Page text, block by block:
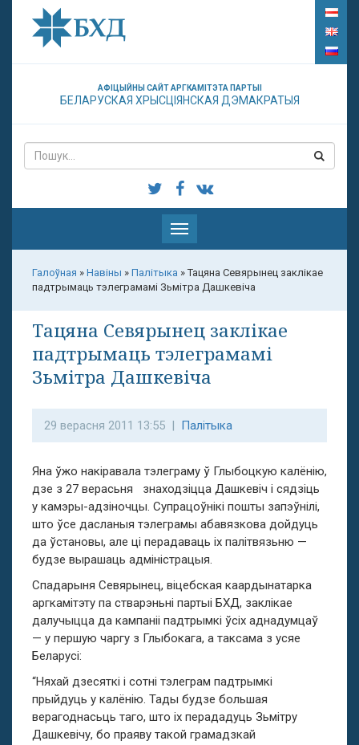
АФІЦЫЙНЫ САЙТ АРГКАМІТЭТА ПАРТЫІ
БЕЛАРУСКАЯ ХРЫСЦІЯНСКАЯ ДЭМАКРАТЫЯ
Паказаць
меню
Галоўная » Навіны » Палітыка »Тацяна Севярынец заклікае
падтрымаць тэлеграмамі Зьмітра Дашкевіча
Тацяна Севярынец заклікае
падтрымаць тэлеграмамі
Зьмітра Дашкевіча
29 верасня 2011 13:55 | Палітыка
Яна ўжо накіравала тэлеграму ў Глыбоцкую калёнію,
дзе з 27 верасьня знаходзіцца Дашкевіч і сядзіць
у камэры-адзіночцы. Супрацоўнікі пошты запэўнілі,
што ўсе дасланыя тэлеграмы абавязкова дойдуць
да ўстановы, але ці перадаваць іх палітвязьню —
будзе вырашаць адміністрацыя.
Спадарыня Севярынец, віцебская каардынатарка
аргкамітэту па стварэньні партыі БХД, заклікае
далучыцца да кампаніі падтрымкі ўсіх аднадумцаў
— у першую чаргу з Глыбокага, а таксама з усяе
Беларусі:
“Няхай дзесяткі і сотні тэлеграм падтрымкі
прыйдуць у калёнію. Тады будзе большая
верагоднасьць таго, што іх перададуць Зьмітру
Дашкевічу, бо праяву такой грамадзкай